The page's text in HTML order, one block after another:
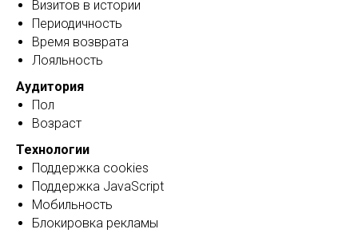
Визитов в истории
Периодичность
Время возврата
Лояльность
Аудитория
Пол
Возраст
Технологии
Поддержка сookies
Поддержка JavaScript
Мобильность
Блокировка рекламы